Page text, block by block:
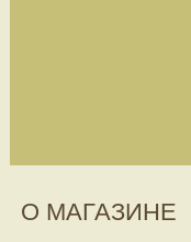
О МАГАЗИНЕ